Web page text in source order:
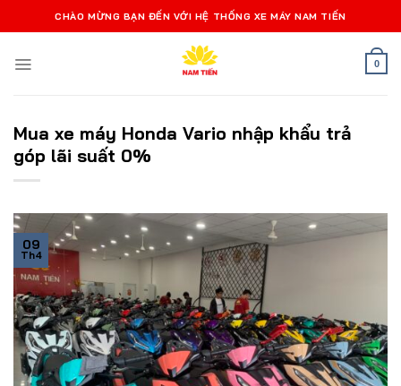
qua
dung
CHÀO MỪNG BẠN ĐẾN VỚI HỆ THỐNG XE MÁY NAM TIẾN
0
Mua xe máy Honda Vario nhập khẩu trả
góp lãi suất 0%
09
Th4